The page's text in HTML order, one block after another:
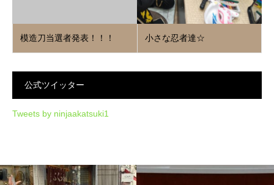
模造刀当選者発表！！！ 小さな忍者達☆
公式ツイッター
Tweets by ninjaakatsuki1